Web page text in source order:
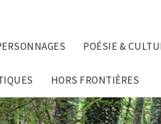
POÉSIE &
HORS FRONTIÈRES